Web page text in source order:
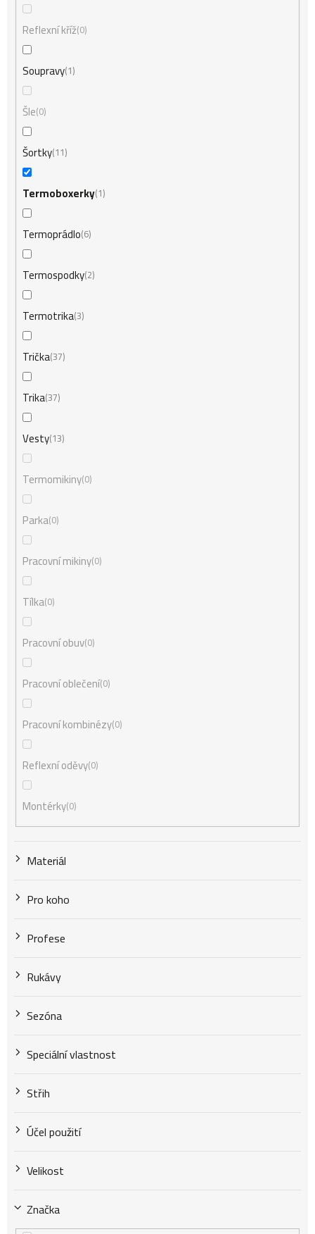
Reflexní kříž 0
Soupravy 1
Šle 0
Šortky 11
Termoboxerky 1
Termoprádlo 6
Termospodky 2
Termotrika3
Trička37
Trika37
Vesty 13
Termomikiny 0
Parka 0
Pracovní mikiny 0
Tílka 0
Pracovní obuv 0
Pracovní oblečení0
Pracovní kombinézy 0
Reflexní oděvy 0
Montérky 0
Materiál
Pro koho
Profese
Rukávy
Sezóna
Speciální vlastnost
Střih
Účel použití
Velikost
Značka